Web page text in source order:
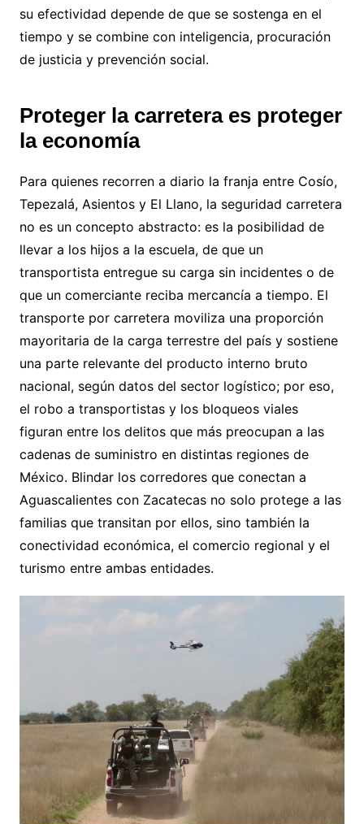
su efectividad depende de que se sostenga en el
tiempo y se combine con inteligencia, procuración
de justicia y prevención social.
Proteger la carretera es proteger
la economía
Para quienes recorren a diario la franja entre Cosío,
Tepezalá, Asientos y El Llano, la seguridad carretera
no es un concepto abstracto: es la posibilidad de
llevar a los hijos a la escuela, de que un
transportista entregue su carga sin incidentes o de
que un comerciante reciba mercancía a tiempo. El
transporte por carretera moviliza una proporción
mayoritaria de la carga terrestre del país y sostiene
una parte relevante del producto interno bruto
nacional, según datos del sector logístico; por eso,
el robo a transportistas y los bloqueos viales
figuran entre los delitos que más preocupan a las
cadenas de suministro en distintas regiones de
México. Blindar los corredores que conectan a
Aguascalientes con Zacatecas no solo protege a las
familias que transitan por ellos, sino también la
conectividad económica, el comercio regional y el
turismo entre ambas entidades.